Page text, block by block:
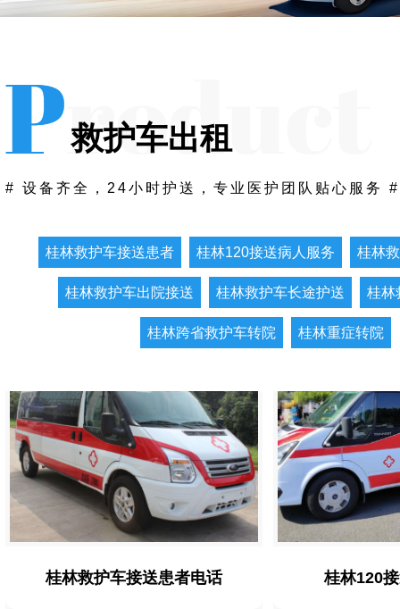
救护车出租
# 设备齐全，24小时护送，专业医护团队贴心服务 #
桂林救护车接送患者 桂林120接送病人服务 桂林
桂林救护车出院接送 桂林救护车长途护送 桂林
桂林跨省救护车转院 桂林重症转院
桂林救护车接送患者 桂林救护车